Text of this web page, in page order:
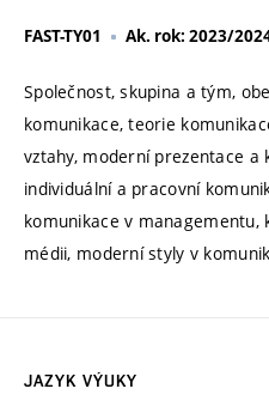
FAST-TY01 Ak. rok: 2023/
Společnost, skupina a tým,
komunikace, teorie
vztahy, moderní prezentace a
individuální a pracovní
komunikace v managementu,
médii, moderní styly v
JAZYK VÝUKY